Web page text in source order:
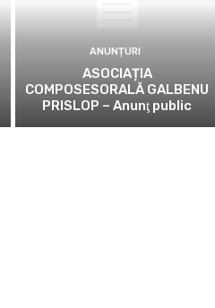
ANUNȚURI
ASOCIAȚIA
COMPOSESORALĂ GALBENU
PRISLOP – Anunţ public